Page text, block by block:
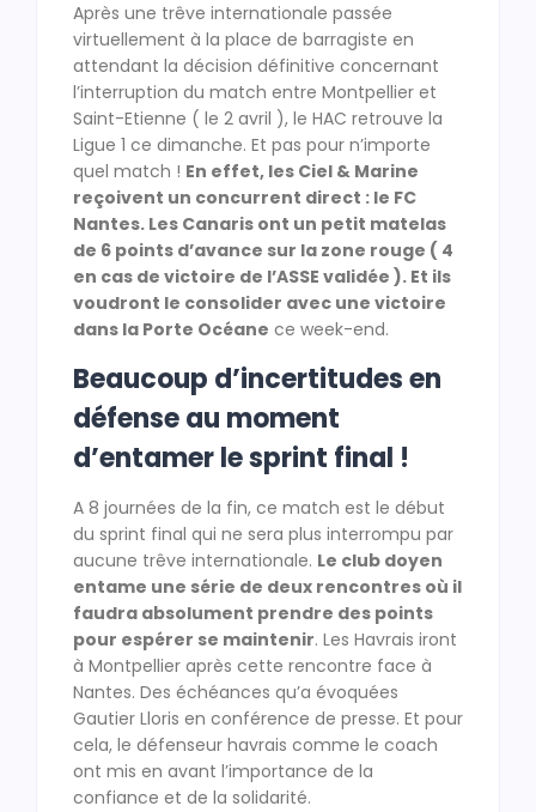
Après une trêve internationale passée
virtuellement à la place de barragiste en
attendant la décision définitive concernant
l’interruption du match entre Montpellier et
Saint-Etienne ( le 2 avril ), le HAC retrouve la
Ligue 1 ce dimanche. Et pas pour n’importe
quel match ! En effet, les Ciel & Marine
reçoivent un concurrent direct : le FC
Nantes. Les Canaris ont un petit matelas
de 6 points d’avance sur la zone rouge ( 4
en cas de victoire de l’ASSE validée ). Et ils
voudront le consolider avec une victoire
dans la Porte Océane ce week-end.
Beaucoup d’incertitudes en
défense au moment
d’entamer le sprint final !
A 8 journées de la fin, ce match est le début
du sprint final qui ne sera plus interrompu par
aucune trêve internationale. Le club doyen
entame une série de deux rencontres où il
faudra absolument prendre des points
pour espérer se maintenir. Les Havrais iront
à Montpellier après cette rencontre face à
Nantes. Des échéances qu’a évoquées
Gautier Lloris en conférence de presse. Et pour
cela, le défenseur havrais comme le coach
ont mis en avant l’importance de la
confiance et de la solidarité.